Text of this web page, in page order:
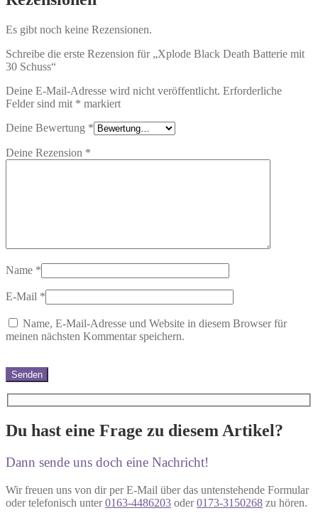
Es gibt noch keine Rezensionen.
Schreibe die erste Rezension für „Xplode Black Death Batterie mit
30 Schuss“
Deine E-Mail-Adresse wird nicht veröffentlicht. Erforderliche
Felder sind mit * markiert
Deine Bewertung *
Deine Rezension *
Name *
E-Mail *
Name, E-Mail-Adresse und Website in diesem Browser für
meinen nächsten Kommentar speichern.
Du hast eine Frage zu diesem Artikel?
Dann sende uns doch eine Nachricht!
Wir freuen uns von dir per E-Mail über das untenstehende Formular
oder telefonisch unter0163-4486203 oder0173-3150268 zu hören.